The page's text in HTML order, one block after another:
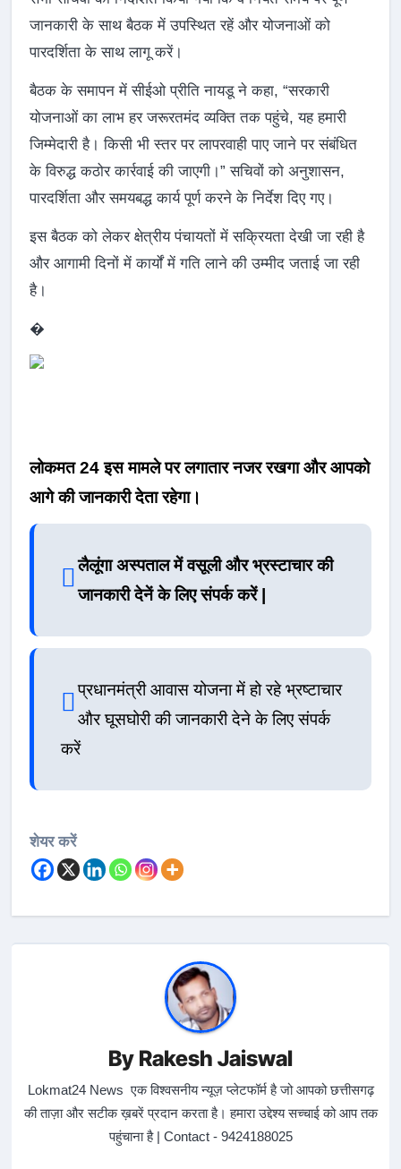
जानकारी के साथ बैठक में उपस्थित रहें और योजनाओं को
पारदर्शिता के साथ लागू करें।
बैठक के समापन में सीईओ प्रीति नायडू ने कहा, “सरकारी
योजनाओं का लाभ हर जरूरतमंद व्यक्ति तक पहुंचे, यह हमारी
जिम्मेदारी है। किसी भी स्तर पर लापरवाही पाए जाने पर संबंधित
के विरुद्ध कठोर कार्रवाई की जाएगी।” सचिवों को अनुशासन,
पारदर्शिता और समयबद्ध कार्य पूर्ण करने के निर्देश दिए गए।
इस बैठक को लेकर क्षेत्रीय पंचायतों में सक्रियता देखी जा रही है
और आगामी दिनों में कार्यों में गति लाने की उम्मीद जताई जा रही
है।
�
लोकमत 24 इस मामले पर लगातार नजर रखगा और आपको
आगे की जानकारी देता रहेगा।
लैलूंगा अस्पताल में वसूली और भ्रस्टाचार की
जानकारी देनें के लिए संपर्क करें |
प्रधानमंत्री आवास योजना में हो रहे भ्रष्टाचार
और घूसघोरी की जानकारी देने के लिए संपर्क
करें
शेयर करें
By Rakesh Jaiswal
Lokmat24 News एक विश्वसनीय न्यूज़ प्लेटफॉर्म है जो आपको छत्तीसगढ़
की ताज़ा और सटीक ख़बरें प्रदान करता है। हमारा उद्देश्य सच्चाई को आप तक
पहुंचाना है | Contact - 9424188025